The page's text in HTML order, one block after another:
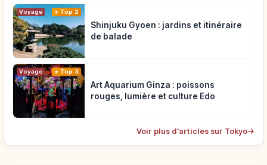
Voyage Top 2
Shinjuku Gyoen : jardins et itinéraire
de balade
Voyage Top 3
Art Aquarium Ginza : poissons
rouges, lumière et culture Edo
Voir plus d'articles sur Tokyo→